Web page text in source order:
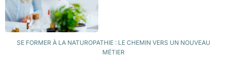
SE FORMER À LA NATUROPATHIE : LE CHEMIN VERS UN NOUVEAU
MÉTIER